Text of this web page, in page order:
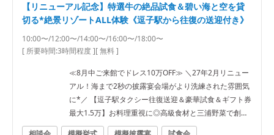
【リニューアル記念】特選牛の絶品試食＆碧い海と空を貸
切る*絶景リゾートALL体験《逗子駅から往復の送迎付き》
10:00〜/12:00〜/14:00〜/16:00〜/18:00〜
[ 所要時間:3時間程度][ 無料 ]
≪8月中ご来館でドレス10万OFF≫ ＼27年2月リニュー
アル！海まで2秒の披露宴会場がより洗練された雰囲気
に*／ 【逗子駅タクシー往復送迎＆豪華試食＆ギフト券
最大1.5万】お料理重視に◎高級食材と三浦野菜で創り
上げた最高のおもてなしの一皿。絶景と共にゲスト目